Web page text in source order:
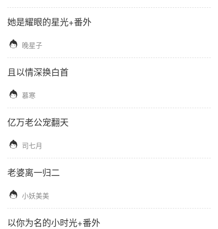
她是耀眼的星光+番外
 晚星子
且以情深换白首
 慕寒
亿万老公宠翻天
 司七月
老婆离一归二
 小妖美美
以你为名的小时光+番外